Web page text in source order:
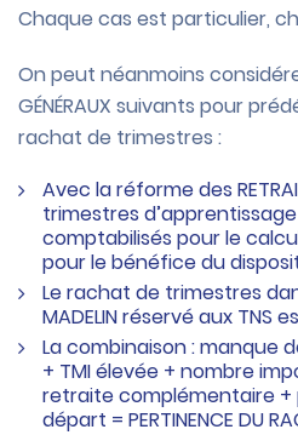
Chaque cas est particulier,
On peut néanmoins considérer
GÉNÉRAUX suivants pour
rachat de trimestres :
Avec la réforme des
trimestres
comptabilisés pour le
pour le bénéfice du
Le rachat de trimestres
MADELIN réservé aux TNS
La combinaison : manque
+ TMI élevée + nombre
retraite complémentaire +
départ = PERTINENCE DU